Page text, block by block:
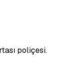
poliçesi.